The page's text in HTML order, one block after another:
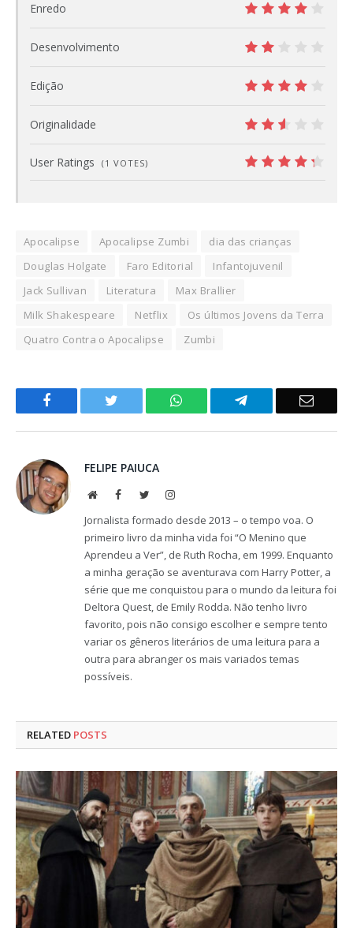
Enredo
Desenvolvimento
Edição
Originalidade
5
User Ratings (1 VOTES)
Apocalipse Apocalipse Zumbi
dia das crianças
Douglas Holgate
Faro Editorial
Infantojuvenil
Jack Sullivan
Literatura
Max Brallier
Milk Shakespeare
Netflix
Os últimos Jovens da Terra
Quatro Contra o Apocalipse
Zumbi
Facebook WhatsApp Telegram Email
FELIPE PAIUCA
WebsiteFacebookTwitterInstagram
Jornalista formado desde 2013 – o tempo voa. O
primeiro livro da minha vida foi “O Menino que
Aprendeu a Ver”, de Ruth Rocha, em 1999. Enquanto
a minha geração se aventurava com Harry Potter, a
série que me conquistou para o mundo da leitura foi
Deltora Quest, de Emily Rodda. Não tenho livro
favorito, pois não consigo escolher e sempre tento
variar os gêneros literários de uma leitura para a
outra para abranger os mais variados temas
possíveis.
RELATED POSTS